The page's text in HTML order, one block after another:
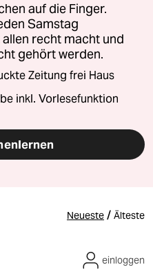
auf die Finger.
Samstag
recht macht und
gehört werden.
Zeitung frei Haus
inkl. Vorlesefunktion
Neueste / Älteste
einloggen